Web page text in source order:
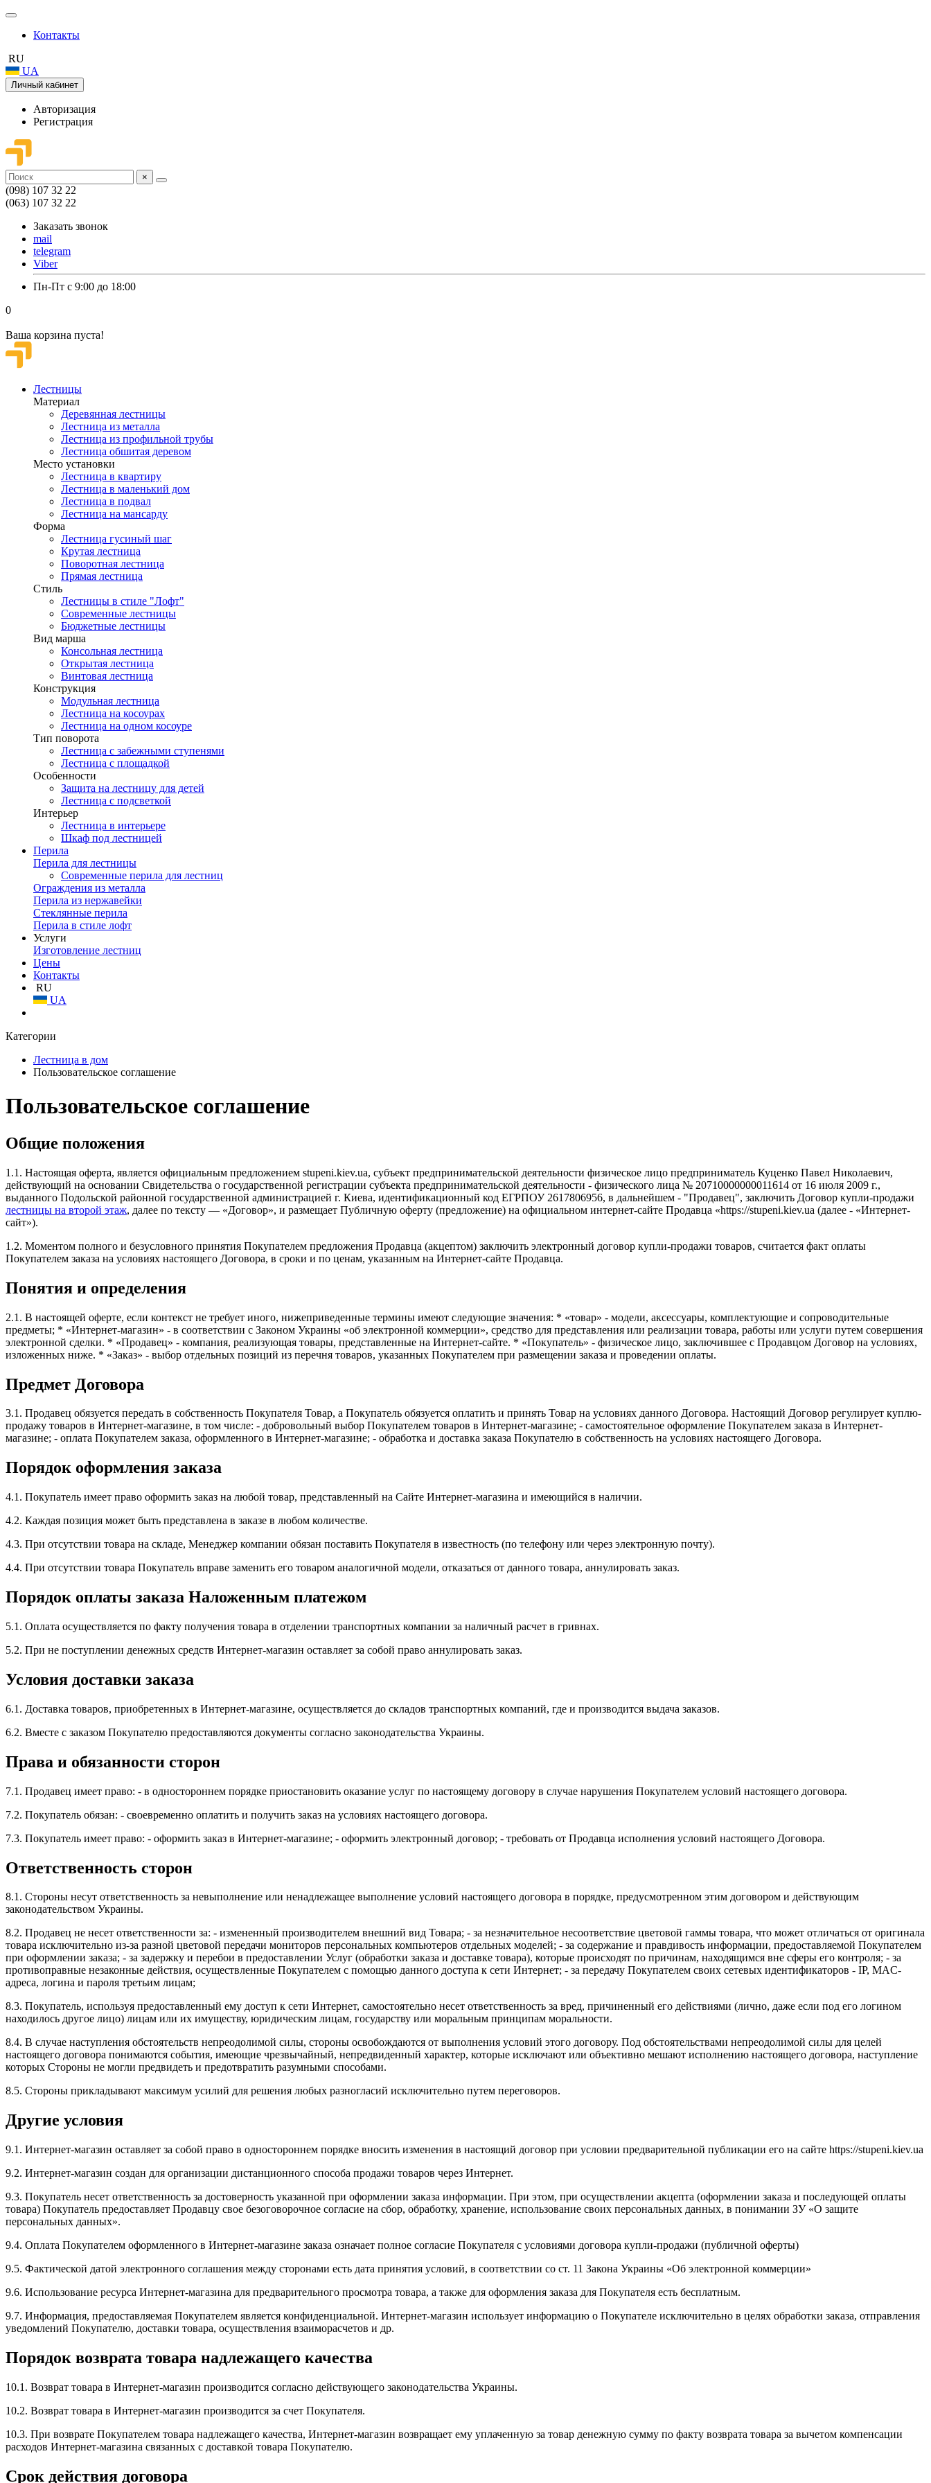
Контакты
RU
UA
Личный кабинет
Авторизация
Регистрация
×
(098) 107 32 22
(063) 107 32 22
Заказать звонок
mail
telegram
Viber
Пн-Пт с 9:00 до 18:00
0
Ваша корзина пуста!
Лестницы
Материал
Деревянная лестницы
Лестница из металла
Лестница из профильной трубы
Лестница обшитая деревом
Место установки
Лестница в квартиру
Лестница в маленький дом
Лестница в подвал
Лестница на мансарду
Форма
Лестница гусиный шаг
Крутая лестница
Поворотная лестница
Прямая лестница
Стиль
Лестницы в стиле "Лофт"
Современные лестницы
Бюджетные лестницы
Вид марша
Консольная лестница
Открытая лестница
Винтовая лестница
Конструкция
Модульная лестница
Лестница на косоурах
Лестница на одном косоуре
Тип поворота
Лестница с забежными ступенями
Лестница с площадкой
Особенности
Защита на лестницу для детей
Лестница с подсветкой
Интерьер
Лестница в интерьере
Шкаф под лестницей
Перила
Перила для лестницы
Современные перила для лестниц
Ограждения из металла
Перила из нержавейки
Стеклянные перила
Перила в стиле лофт
Услуги
Изготовление лестниц
Цены
Контакты
RU
UA
Категории
Лестница в дом
Пользовательское соглашение
Пользовательское соглашение
Общие положения
1.1. Настоящая оферта, является официальным предложением stupeni.kiev.ua, субъект предпринимательской деятельности физическое лицо предприниматель Куценко Павел Николаевич,
действующий на основании Свидетельства о государственной регистрации субъекта предпринимательской деятельности - физического лица № 20710000000011614 от 16 июля 2009 г.,
выданного Подольской районной государственной администрацией г. Киева, идентификационный код ЕГРПОУ 2617806956, в дальнейшем - "Продавец", заключить Договор купли-продажи
лестницы на второй этаж, далее по тексту — «Договор», и размещает Публичную оферту (предложение) на официальном интернет-сайте Продавца «https://stupeni.kiev.ua (далее - «Интернет-
сайт»).
1.2. Моментом полного и безусловного принятия Покупателем предложения Продавца (акцептом) заключить электронный договор купли-продажи товаров, считается факт оплаты
Покупателем заказа на условиях настоящего Договора, в сроки и по ценам, указанным на Интернет-сайте Продавца.
Понятия и определения
2.1. В настоящей оферте, если контекст не требует иного, нижеприведенные термины имеют следующие значения: * «товар» - модели, аксессуары, комплектующие и сопроводительные
предметы; * «Интернет-магазин» - в соответствии с Законом Украины «об электронной коммерции», средство для представления или реализации товара, работы или услуги путем совершения
электронной сделки. * «Продавец» - компания, реализующая товары, представленные на Интернет-сайте. * «Покупатель» - физическое лицо, заключившее с Продавцом Договор на условиях,
изложенных ниже. * «Заказ» - выбор отдельных позиций из перечня товаров, указанных Покупателем при размещении заказа и проведении оплаты.
Предмет Договора
3.1. Продавец обязуется передать в собственность Покупателя Товар, а Покупатель обязуется оплатить и принять Товар на условиях данного Договора. Настоящий Договор регулирует куплю-
продажу товаров в Интернет-магазине, в том числе: - добровольный выбор Покупателем товаров в Интернет-магазине; - самостоятельное оформление Покупателем заказа в Интернет-
магазине; - оплата Покупателем заказа, оформленного в Интернет-магазине; - обработка и доставка заказа Покупателю в собственность на условиях настоящего Договора.
Порядок оформления заказа
4.1. Покупатель имеет право оформить заказ на любой товар, представленный на Сайте Интернет-магазина и имеющийся в наличии.
4.2. Каждая позиция может быть представлена в заказе в любом количестве.
4.3. При отсутствии товара на складе, Менеджер компании обязан поставить Покупателя в известность (по телефону или через электронную почту).
4.4. При отсутствии товара Покупатель вправе заменить его товаром аналогичной модели, отказаться от данного товара, аннулировать заказ.
Порядок оплаты заказа Наложенным платежом
5.1. Оплата осуществляется по факту получения товара в отделении транспортных компании за наличный расчет в гривнах.
5.2. При не поступлении денежных средств Интернет-магазин оставляет за собой право аннулировать заказ.
Условия доставки заказа
6.1. Доставка товаров, приобретенных в Интернет-магазине, осуществляется до складов транспортных компаний, где и производится выдача заказов.
6.2. Вместе с заказом Покупателю предоставляются документы согласно законодательства Украины.
Права и обязанности сторон
7.1. Продавец имеет право: - в одностороннем порядке приостановить оказание услуг по настоящему договору в случае нарушения Покупателем условий настоящего договора.
7.2. Покупатель обязан: - своевременно оплатить и получить заказ на условиях настоящего договора.
7.3. Покупатель имеет право: - оформить заказ в Интернет-магазине; - оформить электронный договор; - требовать от Продавца исполнения условий настоящего Договора.
Ответственность сторон
8.1. Стороны несут ответственность за невыполнение или ненадлежащее выполнение условий настоящего договора в порядке, предусмотренном этим договором и действующим
законодательством Украины.
8.2. Продавец не несет ответственности за: - измененный производителем внешний вид Товара; - за незначительное несоответствие цветовой гаммы товара, что может отличаться от оригинала
товара исключительно из-за разной цветовой передачи мониторов персональных компьютеров отдельных моделей; - за содержание и правдивость информации, предоставляемой Покупателем
при оформлении заказа; - за задержку и перебои в предоставлении Услуг (обработки заказа и доставке товара), которые происходят по причинам, находящимся вне сферы его контроля; - за
противоправные незаконные действия, осуществленные Покупателем с помощью данного доступа к сети Интернет; - за передачу Покупателем своих сетевых идентификаторов - IP, MAC-
адреса, логина и пароля третьим лицам;
8.3. Покупатель, используя предоставленный ему доступ к сети Интернет, самостоятельно несет ответственность за вред, причиненный его действиями (лично, даже если под его логином
находилось другое лицо) лицам или их имуществу, юридическим лицам, государству или моральным принципам моральности.
8.4. В случае наступления обстоятельств непреодолимой силы, стороны освобождаются от выполнения условий этого договору. Под обстоятельствами непреодолимой силы для целей
настоящего договора понимаются события, имеющие чрезвычайный, непредвиденный характер, которые исключают или объективно мешают исполнению настоящего договора, наступление
которых Стороны не могли предвидеть и предотвратить разумными способами.
8.5. Стороны прикладывают максимум усилий для решения любых разногласий исключительно путем переговоров.
Другие условия
9.1. Интернет-магазин оставляет за собой право в одностороннем порядке вносить изменения в настоящий договор при условии предварительной публикации его на сайте https://stupeni.kiev.ua
9.2. Интернет-магазин создан для организации дистанционного способа продажи товаров через Интернет.
9.3. Покупатель несет ответственность за достоверность указанной при оформлении заказа информации. При этом, при осуществлении акцепта (оформлении заказа и последующей оплаты
товара) Покупатель предоставляет Продавцу свое безоговорочное согласие на сбор, обработку, хранение, использование своих персональных данных, в понимании ЗУ «О защите
персональных данных».
9.4. Оплата Покупателем оформленного в Интернет-магазине заказа означает полное согласие Покупателя с условиями договора купли-продажи (публичной оферты)
9.5. Фактической датой электронного соглашения между сторонами есть дата принятия условий, в соответствии со ст. 11 Закона Украины «Об электронной коммерции»
9.6. Использование ресурса Интернет-магазина для предварительного просмотра товара, а также для оформления заказа для Покупателя есть бесплатным.
9.7. Информация, предоставляемая Покупателем является конфиденциальной. Интернет-магазин использует информацию о Покупателе исключительно в целях обработки заказа, отправления
уведомлений Покупателю, доставки товара, осуществления взаиморасчетов и др.
Порядок возврата товара надлежащего качества
10.1. Возврат товара в Интернет-магазин производится согласно действующего законодательства Украины.
10.2. Возврат товара в Интернет-магазин производится за счет Покупателя.
10.3. При возврате Покупателем товара надлежащего качества, Интернет-магазин возвращает ему уплаченную за товар денежную сумму по факту возврата товара за вычетом компенсации
расходов Интернет-магазина связанных с доставкой товара Покупателю.
Срок действия договора